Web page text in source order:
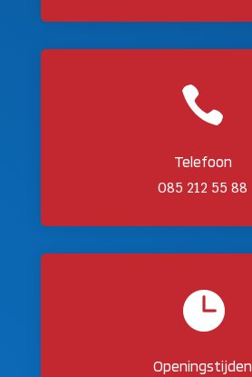

Telefoon
085 212 55 88

Openingstijden